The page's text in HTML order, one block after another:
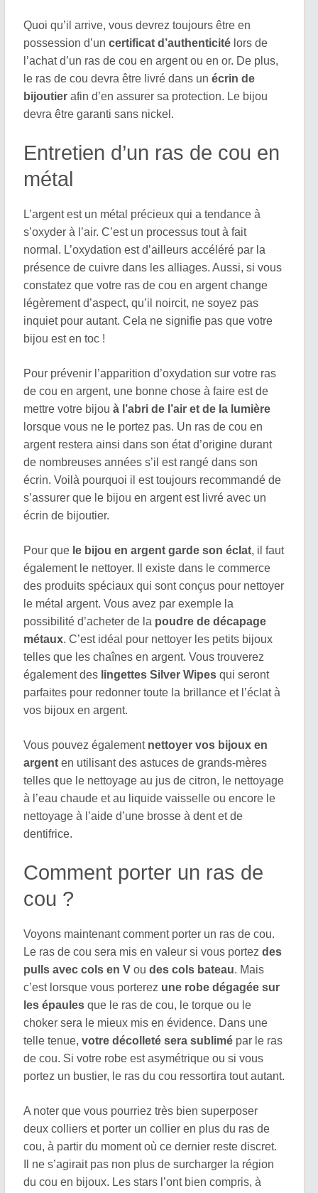
Quoi qu’il arrive, vous devrez toujours être en
possession d’uncertificat d’authenticité lors de
l’achat d’un ras de cou en argent ou en or. De plus,
le ras de cou devra être livré dans unécrin de
bijoutier afin d’en assurer sa protection. Le bijou
devra être garanti sans nickel.
Entretien d’un ras de cou en
métal
L’argent est un métal précieux qui a tendance à
s’oxyder à l’air. C’est un processus tout à fait
normal. L’oxydation est d’ailleurs accéléré par la
présence de cuivre dans les alliages. Aussi, si vous
constatez que votre ras de cou en argent change
légèrement d’aspect, qu’il noircit, ne soyez pas
inquiet pour autant. Cela ne signifie pas que votre
bijou est en toc !
Pour prévenir l’apparition d’oxydation sur votre ras
de cou en argent, une bonne chose à faire est de
mettre votre bijouà l’abri de l’air et de la lumière
lorsque vous ne le portez pas. Un ras de cou en
argent restera ainsi dans son état d’origine durant
de nombreuses années s’il est rangé dans son
écrin. Voilà pourquoi il est toujours recommandé de
s’assurer que le bijou en argent est livré avec un
écrin de bijoutier.
Pour que le bijou en argent garde son éclat, il faut
également le nettoyer. Il existe dans le commerce
des produits spéciaux qui sont conçus pour nettoyer
le métal argent. Vous avez par exemple la
possibilité d’acheter de la poudre de décapage
métaux. C’est idéal pour nettoyer les petits bijoux
telles que les chaînes en argent. Vous trouverez
également des lingettes Silver Wipes qui seront
parfaites pour redonner toute la brillance et l’éclat à
vos bijoux en argent.
Vous pouvez également nettoyer vos bijoux en
argent en utilisant des astuces de grands-mères
telles que le nettoyage au jus de citron, le nettoyage
à l’eau chaude et au liquide vaisselle ou encore le
nettoyage à l’aide d’une brosse à dent et de
dentifrice.
Comment porter un ras de
cou ?
Voyons maintenant comment porter un ras de cou.
Le ras de cou sera mis en valeur si vous portezdes
pulls avec cols en V oudes cols bateau. Mais
c’est lorsque vous porterez une robe dégagée sur
les épaules que le ras de cou, le torque ou le
choker sera le mieux mis en évidence. Dans une
telle tenue,votre décolleté sera sublimé par le ras
de cou. Si votre robe est asymétrique ou si vous
portez un bustier, le ras du cou ressortira tout autant.
A noter que vous pourriez très bien superposer
deux colliers et porter un collier en plus du ras de
cou, à partir du moment où ce dernier reste discret.
Il ne s’agirait pas non plus de surcharger la région
du cou en bijoux. Les stars l’ont bien compris, à